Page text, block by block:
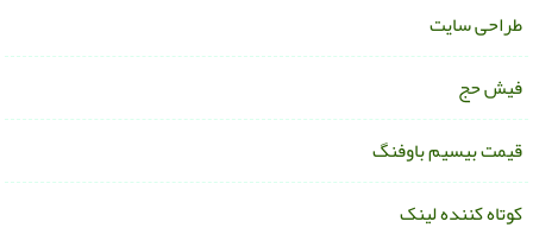
سایت
حج
بیسیم باوفنگ
کننده لینک